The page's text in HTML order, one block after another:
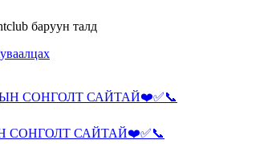
баруун талд
САЙТАЙ❤️✅📞